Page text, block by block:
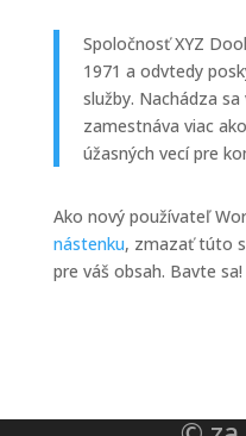
Spoločnosť XYZ
1971 a odvtedy
služby. Nachádza
zamestnáva viac
úžasných vecí pre
Ako nový používateľ
nástenku, zmazať túto
pre váš obsah. Bavte sa!